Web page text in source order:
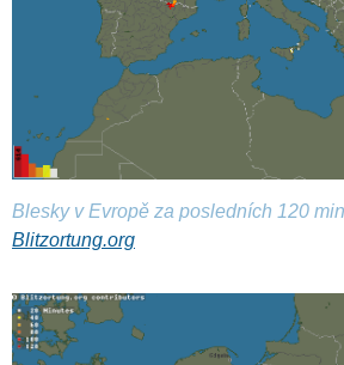
Blesky v Evropě za posledních 120
Blitzortung.org